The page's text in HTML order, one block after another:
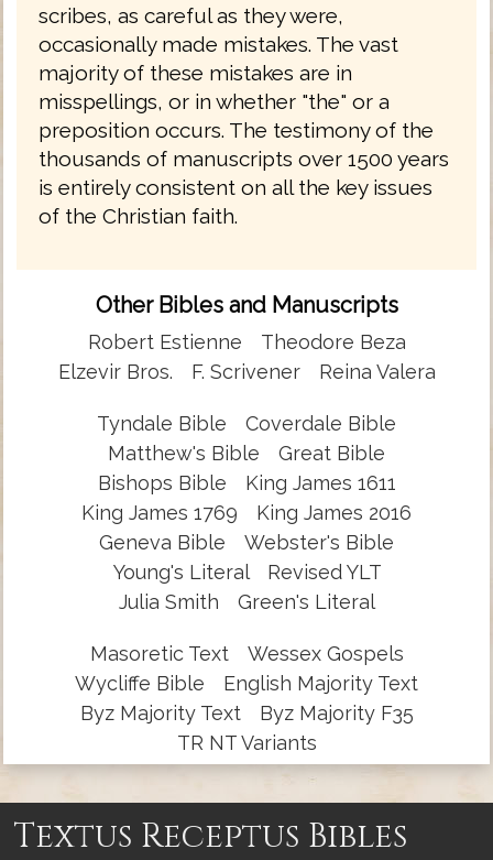
scribes, as careful as they were,
occasionally made mistakes. The vast
majority of these mistakes are in
misspellings, or in whether "the" or a
preposition occurs. The testimony of the
thousands of manuscripts over 1500 years
is entirely consistent on all the key issues
of the Christian faith.
Other Bibles and Manuscripts
Robert Estienne
Theodore Beza
Elzevir Bros.
F. Scrivener Reina Valera
Tyndale Bible
Coverdale Bible
Matthew's Bible
Great Bible
Bishops Bible
King James 1611
King James 1769
King James 2016
Geneva Bible
Webster's Bible
Young's Literal
Revised YLT
Julia Smith
Green's Literal
Masoretic Text
Wessex Gospels
Wycliffe Bible
English Majority Text
Byz Majority Text
Byz Majority F35
TR NT Variants
Textus Receptus Bibles